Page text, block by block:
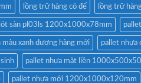
lồng trữ hàng có đế lồng trữ
sàn pl03ls 1200x1000x78mm
xanh dương hàng mới pallet nhựa
pallet nhựa mặt liền
pallet nhựa mới 1200x1000x120mm